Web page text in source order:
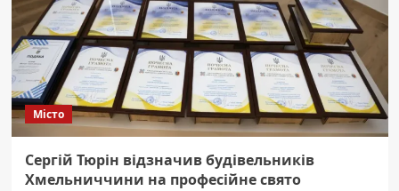
Місто
Сергій Тюрін відзначив будівельників
Хмельниччини на професійне свято